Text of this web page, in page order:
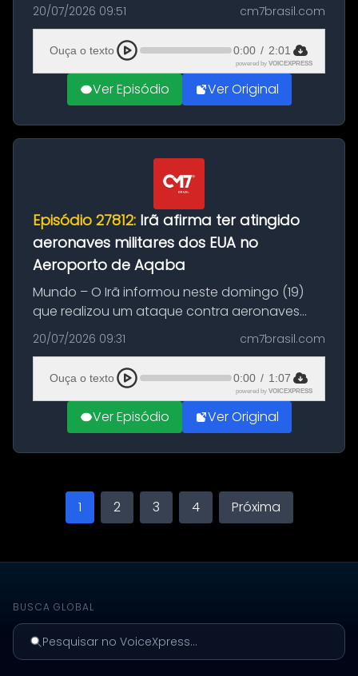
(20), em frente ao complexo da Prefeitura de
Manaus, na Zona Oeste. A batida ter...
20/07/2026 09:51 cm7brasil.com
Ouça o texto 0:00 / 2:01
powered by VOICEXPRESS
Ver Episódio Ver Original
Episódio 27812: Irã afirma ter atingido
aeronaves militares dos EUA no
Aeroporto de Aqaba
Mundo – O Irã informou neste domingo (19)
que realizou um ataque contra aeronaves
militares dos Estados Unidos estacionadas no
Aeroporto de Aqaba, na Jordânia, durante a
21ª fase da Operação Nasr 2. A...
20/07/2026 09:31 cm7brasil.com
Ouça o texto 0:00 / 1:07
powered by VOICEXPRESS
Ver Episódio Ver Original
1 2 3 4 Próxima
BUSCA GLOBAL
Pesquisar no VoiceXpress...